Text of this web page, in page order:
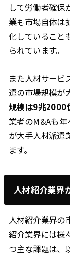
して労働者確保
業も市場自体は
化していること
られています。
また人材サービ
遣の市場規模が
規模は9兆2000
業者のM&Aも
が大手人材派遣
ます。
人材紹介業界
人材紹介業界の
紹介業界には様
つ主な課題は、